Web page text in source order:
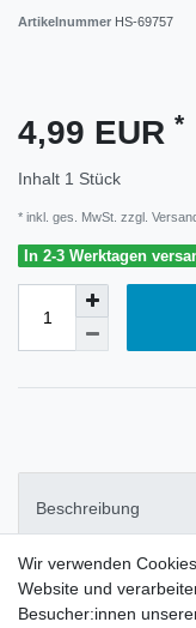
Artikelnummer HS-69757
4,99 EUR *
Inhalt 1 Stück
* inkl. ges. MwSt. zzgl.
In 2-3 Werktagen
Beschreibung
Wir verwenden
Website und
Besucher:innen